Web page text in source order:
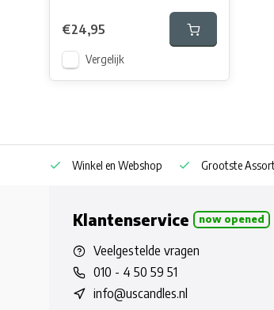
€24,95
Vergelijk
Winkel en Webshop Grootste
Klantenservice now opened
Veelgestelde vragen
010 - 4 50 59 51
info@uscandles.nl